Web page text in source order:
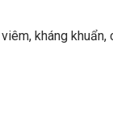
kháng